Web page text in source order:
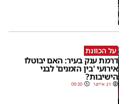
על הכוונת
דרמת ענק בעיר: האם יבוטלו
אירועי 'בין הזמנים' לבני
הישיבות?
דב אייזנר 09:30